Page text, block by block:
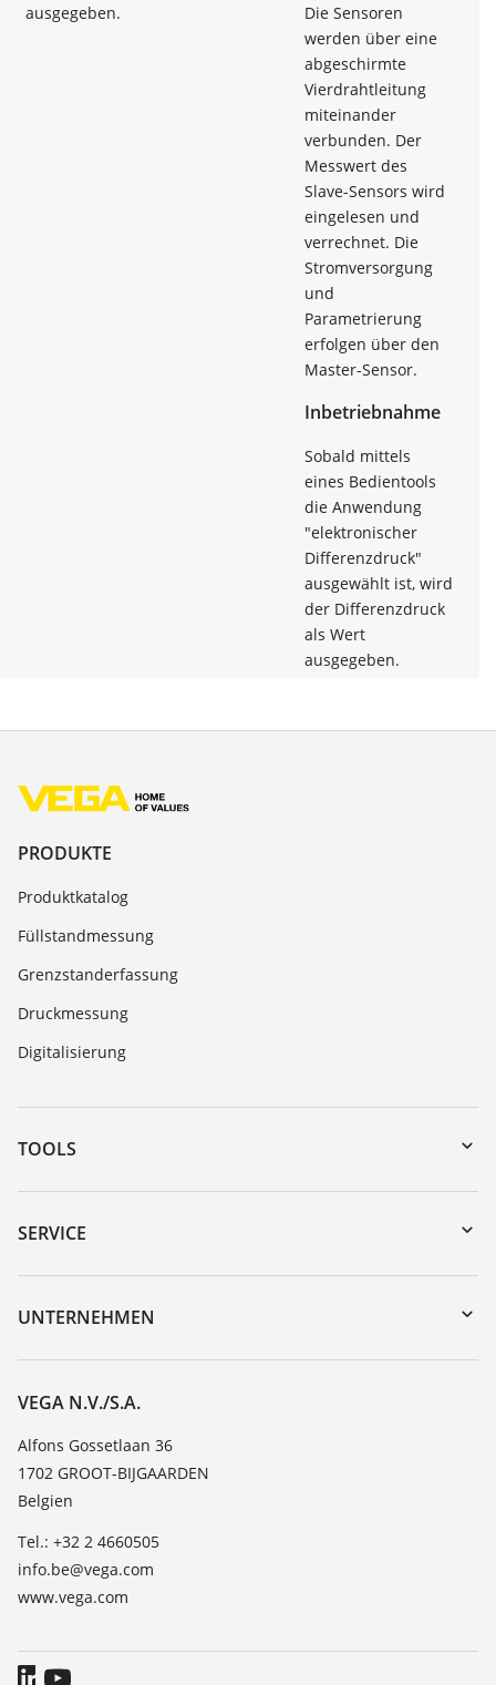
ausgegeben.
Die Sensoren
werden über eine
abgeschirmte
Vierdrahtleitung
miteinander
verbunden. Der
Messwert des
Slave-Sensors wird
eingelesen und
verrechnet. Die
Stromversorgung
und
Parametrierung
erfolgen über den
Master-Sensor.
Inbetriebnahme
Sobald mittels
eines Bedientools
die Anwendung
"elektronischer
Differenzdruck"
ausgewählt ist, wird
der Differenzdruck
als Wert
ausgegeben.
PRODUKTE
Produktkatalog
Füllstandmessung
Grenzstanderfassung
Druckmessung
Digitalisierung
TOOLS
Download-Center
Gerätesuche (Seriennummer)
DTM Collection/PACTware
SERVICE
Geräterücksendung
Trainings
Beständigkeitsliste
TeamViewer
UNTERNEHMEN
Über VEGA
Kontakt
News
Presse
Blog
VEGA N.V./S.A.
Alfons Gossetlaan 36
1702 GROOT-BIJGAARDEN
Belgien
Tel.: +32 2 4660505
info.be@vega.com
www.vega.com